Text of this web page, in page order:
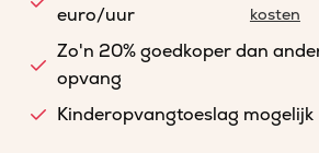
euro/uur
kosten
Zo'n 20% goedkoper dan
opvang
Kinderopvangtoeslag mogelijk